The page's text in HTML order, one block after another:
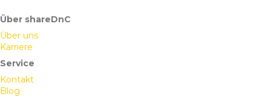
Über shareDnC
Über uns
Karriere
Service
Kontakt
Blog